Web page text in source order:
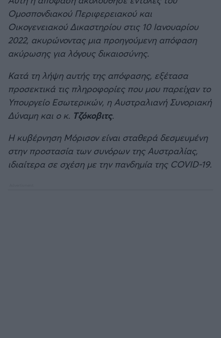
Ομοσπονδιακού Περιφερειακού και
Οικογενειακού Δικαστηρίου στις 10 Ιανουαρίου
2022, ακυρώνοντας μια προηγούμενη απόφαση
ακύρωσης για λόγους δικαιοσύνης.
Κατά τη λήψη αυτής της απόφασης, εξέτασα
προσεκτικά τις πληροφορίες που μου παρείχαν το
Υπουργείο Εσωτερικών, η Αυστραλιανή Συνοριακή
Δύναμη και ο κ. Τζόκοβιτς.
Η κυβέρνηση Μόρισον είναι σταθερά δεσμευμένη
στην προστασία των συνόρων της Αυστραλίας,
ιδιαίτερα σε σχέση με την πανδημία της COVID-19.